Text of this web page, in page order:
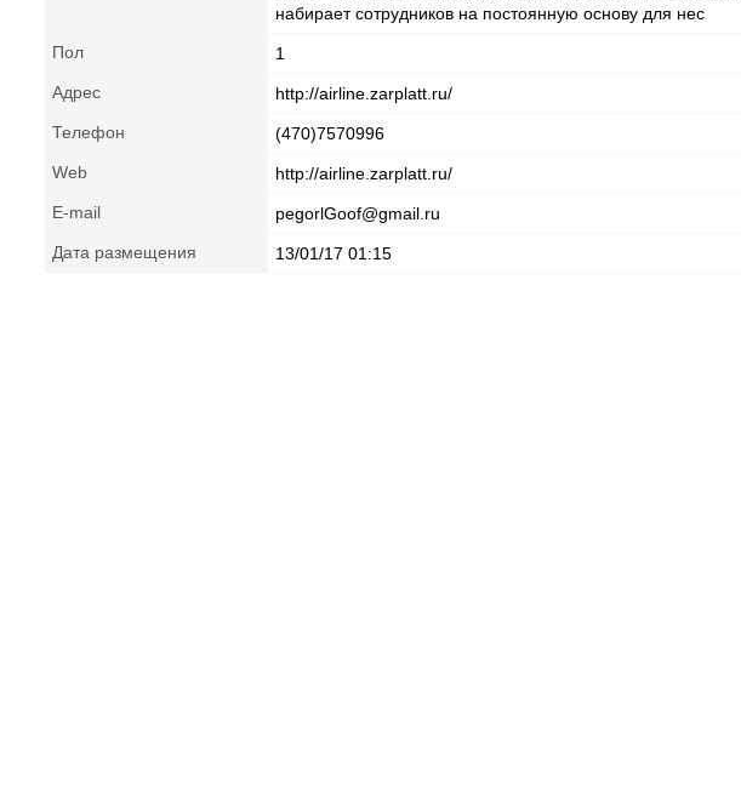
набирает сотрудников на постоянную основу для нес
Пол
1
Адрес
http://airline.zarplatt.ru/
Телефон
(470)7570996
Web
http://airline.zarplatt.ru/
E-mail
pegorlGoof@gmail.ru
Дата размещения
13/01/17 01:15